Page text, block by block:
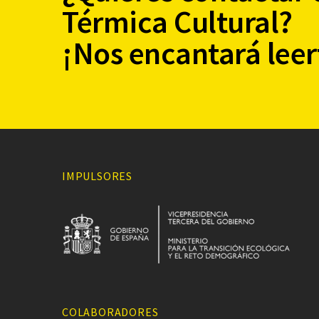
Térmica Cultural?
¡Nos encantará
IMPULSORES
COLABORADORES